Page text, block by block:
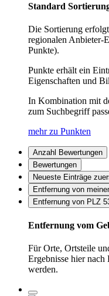
Standard
Die Sortierung
regionalen Anbieter-
Punkte).
Punkte erhält ein
Eigenschaften und
In Kombination mit
zum Suchbegriff
mehr zu Punkten
Anzahl Bewertungen
Bewertungen
Neueste Einträge
Entfernung von
Entfernung von PLZ
Entfernung vom
Für Orte, Ortsteile
Ergebnisse hier
werden.